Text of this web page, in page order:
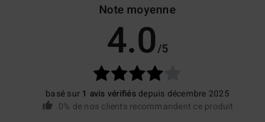
Note moyenne
4.0/5
basé sur 1 avis vérifiésdepuis décembre 2025
0% de nos clients recommandent ce produit